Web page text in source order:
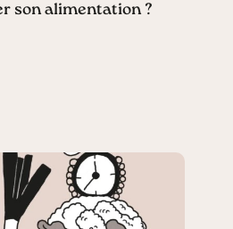
son alimentation ?